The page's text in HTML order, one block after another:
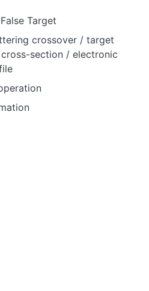
Target
crossover / target
section / electronic